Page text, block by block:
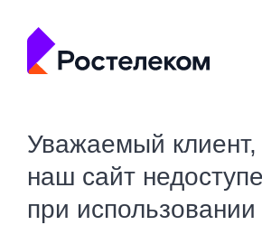
Уважаемый клиент,
наш сайт
при использовании